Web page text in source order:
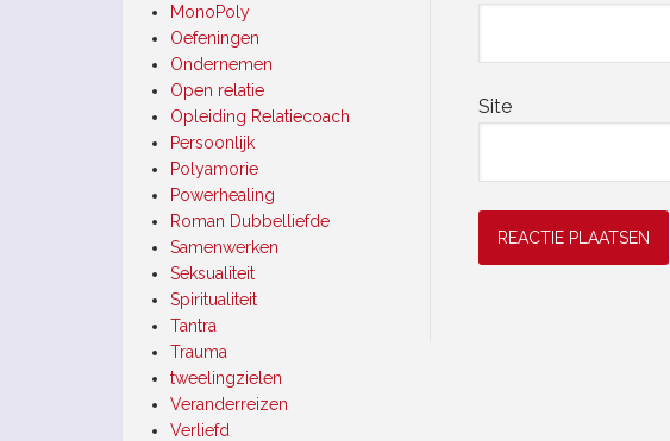
Site
MonoPoly
Oefeningen
Ondernemen
Open relatie
Opleiding Relatiecoach
Persoonlijk
Polyamorie
Powerhealing
Roman Dubbelliefde
Samenwerken
Seksualiteit
Spiritualiteit
Tantra
Trauma
tweelingzielen
Veranderreizen
Verliefd